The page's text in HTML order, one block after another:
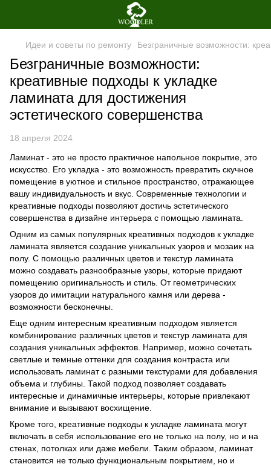
Идеи и советы по ремонту Безграничные возможности:
Безграничные возможности:
креативные подходы к укладке
ламината для достижения
эстетического совершенства
18 апреля 2024
Ламинат - это не просто практичное напольное покрытие, это
искусство. Его укладка - это возможность превратить скучное
помещение в уютное и стильное пространство, отражающее
вашу индивидуальность и вкус. Современные технологии и
креативные подходы позволяют достичь эстетического
совершенства в дизайне интерьера с помощью ламината.
Одним из самых популярных креативных подходов к укладке
ламината является создание уникальных узоров и мозаик на
полу. С помощью различных цветов и текстур ламината
можно создавать разнообразные узоры, которые придают
помещению оригинальность и стиль. От геометрических
узоров до имитации натурального камня или дерева -
возможности бесконечны.
Еще одним интересным креативным подходом является
комбинирование различных цветов и текстур ламината для
создания уникальных эффектов. Например, можно сочетать
светлые и темные оттенки для создания контраста или
использовать ламинат с разными текстурами для добавления
объема и глубины. Такой подход позволяет создавать
интересные и динамичные интерьеры, которые привлекают
внимание и вызывают восхищение.
Кроме того, креативные подходы к укладке ламината могут
включать в себя использование его не только на полу, но и на
стенах, потолках или даже мебели. Таким образом, ламинат
становится не только функциональным покрытием, но и